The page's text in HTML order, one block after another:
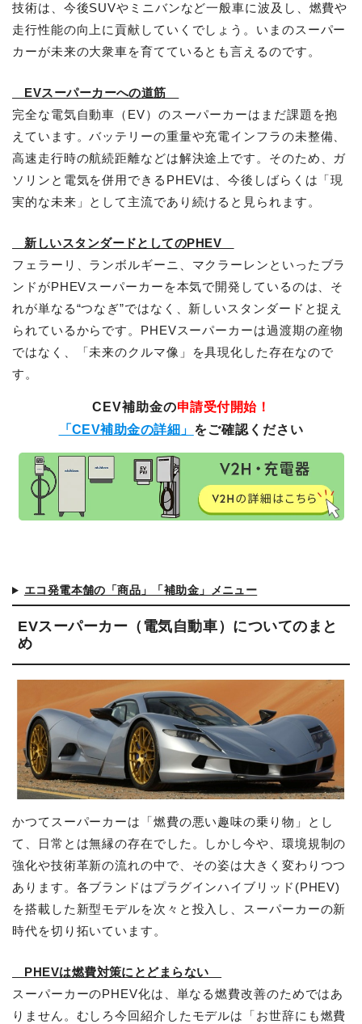
技術は、今後SUVやミニバンなど一般車に波及し、燃費や
走行性能の向上に貢献していくでしょう。いまのスーパー
カーが未来の大衆車を育てているとも言えるのです。
EVスーパーカーへの道筋
完全な電気自動車（EV）のスーパーカーはまだ課題を抱
えています。バッテリーの重量や充電インフラの未整備、
高速走行時の航続距離などは解決途上です。そのため、ガ
ソリンと電気を併用できるPHEVは、今後しばらくは「現
実的な未来」として主流であり続けると見られます。
新しいスタンダードとしてのPHEV
フェラーリ、ランボルギーニ、マクラーレンといったブラ
ンドがPHEVスーパーカーを本気で開発しているのは、そ
れが単なる“つなぎ”ではなく、新しいスタンダードと捉え
られているからです。PHEVスーパーカーは過渡期の産物
ではなく、「未来のクルマ像」を具現化した存在なので
す。
CEV補助金の申請受付開始！
「CEV補助金の詳細」 をご確認ください
エコ発電本舗の「商品」「補助金」メニュー
EVスーパーカー（電気自動車）についてのまと
め
かつてスーパーカーは「燃費の悪い趣味の乗り物」とし
て、日常とは無縁の存在でした。しかし今や、環境規制の
強化や技術革新の流れの中で、その姿は大きく変わりつつ
あります。各ブランドはプラグインハイブリッド(PHEV)
を搭載した新型モデルを次々と投入し、スーパーカーの新
時代を切り拓いています。
PHEVは燃費対策にとどまらない
スーパーカーのPHEV化は、単なる燃費改善のためではあ
りません。むしろ今回紹介したモデルは「お世辞にも燃費